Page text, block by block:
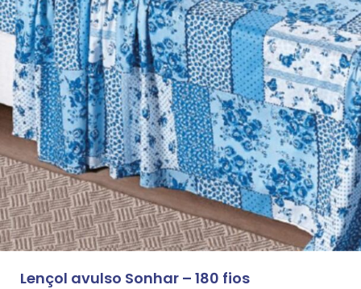
Lençol avulso Sonhar – 180 fios